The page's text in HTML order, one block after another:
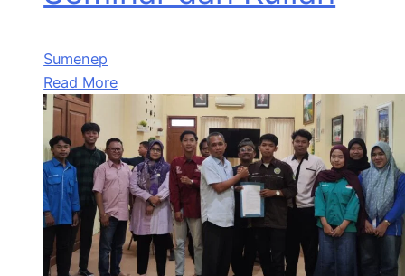
Sumenep
Read More